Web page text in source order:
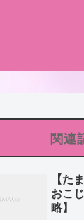
関連
【た
おこ
略】